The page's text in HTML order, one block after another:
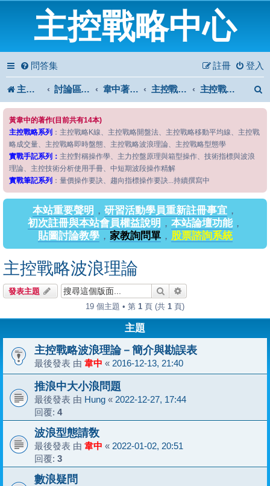
主控戰略中心
問答集 登入
註冊
主控戰略中心 討論區首頁 韋中著作問答區 主控戰略系列 主控戰略波浪理論
黃韋中的著作(目前共有14本)
主控戰略系列 ：主控戰略K線、主控戰略開盤法、主控戰略移動平均線、主控戰
略成交量、主控戰略即時盤態、主控戰略波浪理論、主控戰略型態學
實戰手記系列： 主控對稱操作學、主力控盤原理與箱型操作、技術指標與波浪
理論、主控技術分析使用手冊、中短期波段操作精解
實戰筆記系列 ：量價操作要訣、趨向指標操作要訣...持續撰寫中
本站重要聲明 ， 研習活動學員重新註冊事宜 ，
初次註冊與本站會員權益說明 ， 本站論壇功能，
貼圖討論教學， 家教詢問單， 股票諮詢系統
主控戰略波浪理論
發表主題 搜尋
19 個主題 • 第 1 頁 (共 1 頁)
主題
主控戰略波浪理論－簡介與勘誤表
最後發表 由 韋中 « 2016-12-13, 21:40
推浪中大小浪問題
最後發表 由 Hung « 2022-12-27, 17:44
回覆: 4
波浪型態請敎
最後發表 由 韋中 « 2022-01-02, 20:51
回覆: 3
數浪疑問